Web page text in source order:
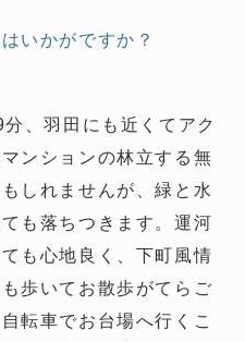
いかがですか？
、羽田にも近くてアク
ンションの林立する無
しれませんが、緑と水
も落ちつきます。運河
も心地良く、下町風情
歩いてお散歩がてらご
転車でお台場へ行くこ